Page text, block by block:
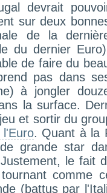
devrait
sur deux
de la
du dernier
de faire du
pas dans
à jongler
la surface.
et sortir du
. Quant à la
grande star
le fait
comme
(battus par